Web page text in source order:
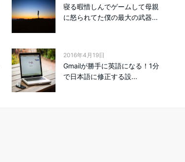
寝る暇惜しんでゲームして母親
に怒られてた僕の最大の武器...
2016年4月19日
Gmailが勝手に英語になる！1分
で日本語に修正する設...